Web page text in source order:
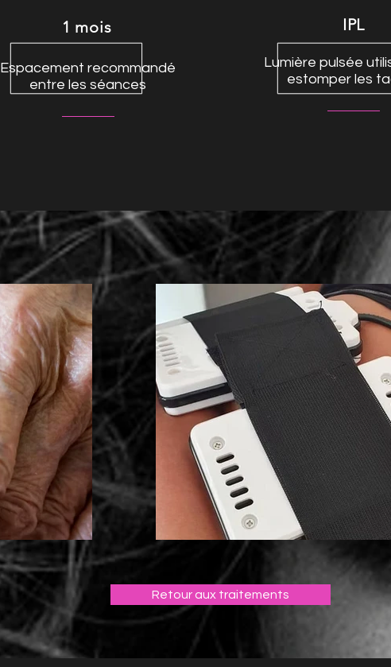
1 mois
Espacement recommandé
entre les séances
IPL
Lumière pulsée
estomper les
Retour aux traitements